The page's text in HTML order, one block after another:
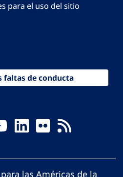
para el uso del sitio
faltas de conducta
las Américas de la